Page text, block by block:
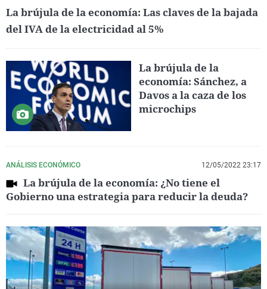
La brújula de la economía: Las claves de la bajada
del IVA de la electricidad al 5%
La brújula de la
economía: Sánchez, a
Davos a la caza de los
microchips
ANÁLISIS ECONÓMICO 12/05/2022 23:17
La brújula de la economía: ¿No tiene el
Gobierno una estrategia para reducir la deuda?